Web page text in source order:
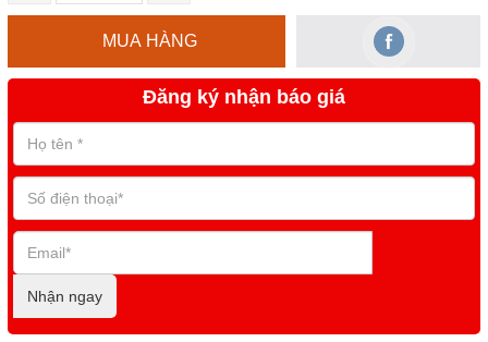
MUA HÀNG
Đăng ký nhận báo giá
Nhận ngay